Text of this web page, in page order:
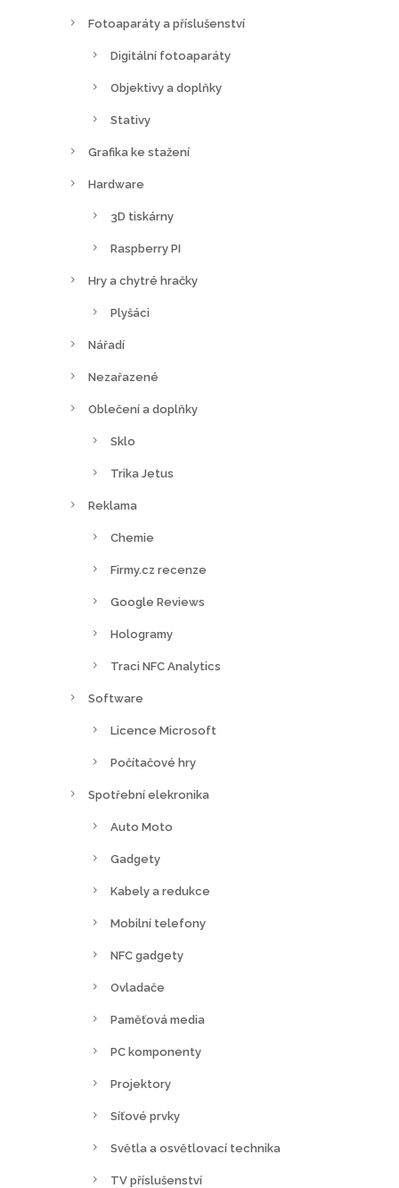
Fotoaparáty a příslušenství
Digitální fotoaparáty
Objektivy a doplňky
Stativy
Grafika ke stažení
Hardware
3D tiskárny
Raspberry PI
Hry a chytré hračky
Plyšáci
Nářadí
Nezařazené
Oblečení a doplňky
Sklo
Trika Jetus
Reklama
Chemie
Firmy.cz recenze
Google Reviews
Hologramy
Traci NFC Analytics
Software
Licence Microsoft
Počítačové hry
Spotřební elekronika
Auto Moto
Gadgety
Kabely a redukce
Mobilní telefony
NFC gadgety
Ovladače
Paměťová media
PC komponenty
Projektory
Síťové prvky
Světla a osvětlovací technika
TV příslušenství